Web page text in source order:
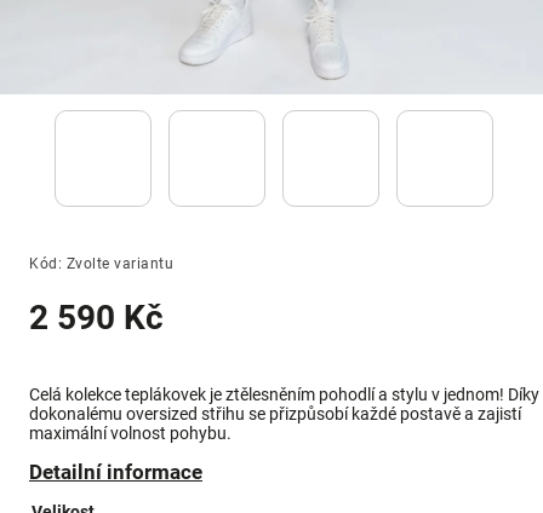
Kód: Zvolte variantu
2 590 Kč
Celá kolekce teplákovek je ztělesněním pohodlí a stylu v jednom! Díky
dokonalému oversized střihu se přizpůsobí každé postavě a zajistí
maximální volnost pohybu.
Detailní informace